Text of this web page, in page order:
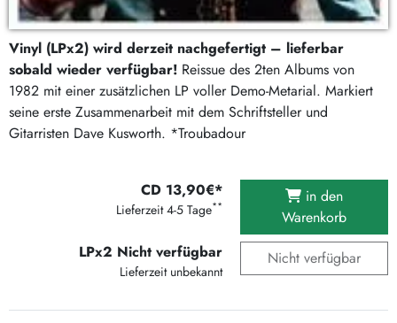
Vinyl (LPx2) wird derzeit nachgefertigt – lieferbar
sobald wieder verfügbar! Reissue des 2ten Albums von
1982 mit einer zusätzlichen LP voller Demo-Metarial. Markiert
seine erste Zusammenarbeit mit dem Schriftsteller und
Gitarristen Dave Kusworth. *Troubadour
CD 13,90€*
Lieferzeit 4-5 Tage**
in den
Warenkorb
LPx2 Nicht verfügbar
Lieferzeit unbekannt
Nicht verfügbar